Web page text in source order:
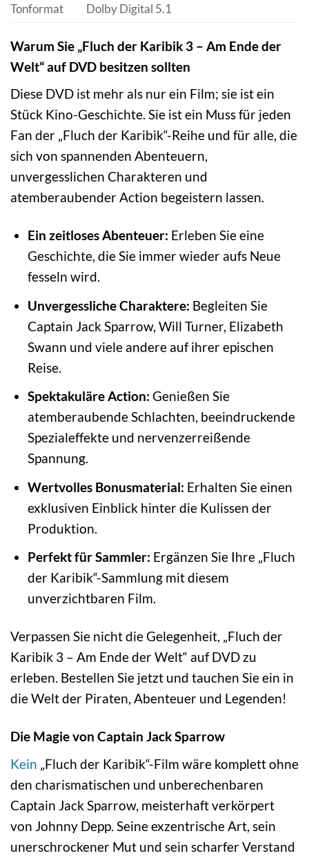
Tonformat
Dolby Digital 5.1
Warum Sie „Fluch der Karibik 3 – Am Ende der
Welt“ auf DVD besitzen sollten
Diese DVD ist mehr als nur ein Film; sie ist ein
Stück Kino-Geschichte. Sie ist ein Muss für jeden
Fan der „Fluch der Karibik“-Reihe und für alle, die
sich von spannenden Abenteuern,
unvergesslichen Charakteren und
atemberaubender Action begeistern lassen.
Ein zeitloses Abenteuer: Erleben Sie eine
Geschichte, die Sie immer wieder aufs Neue
fesseln wird.
Unvergessliche Charaktere: Begleiten Sie
Captain Jack Sparrow, Will Turner, Elizabeth
Swann und viele andere auf ihrer epischen
Reise.
Spektakuläre Action: Genießen Sie
atemberaubende Schlachten, beeindruckende
Spezialeffekte und nervenzerreißende
Spannung.
Wertvolles Bonusmaterial: Erhalten Sie einen
exklusiven Einblick hinter die Kulissen der
Produktion.
Perfekt für Sammler: Ergänzen Sie Ihre „Fluch
der Karibik“-Sammlung mit diesem
unverzichtbaren Film.
Verpassen Sie nicht die Gelegenheit, „Fluch der
Karibik 3 – Am Ende der Welt“ auf DVD zu
erleben. Bestellen Sie jetzt und tauchen Sie ein in
die Welt der Piraten, Abenteuer und Legenden!
Die Magie von Captain Jack Sparrow
Kein „Fluch der Karibik“-Film wäre komplett ohne
den charismatischen und unberechenbaren
Captain Jack Sparrow, meisterhaft verkörpert
von Johnny Depp. Seine exzentrische Art, sein
unerschrockener Mut und sein scharfer Verstand